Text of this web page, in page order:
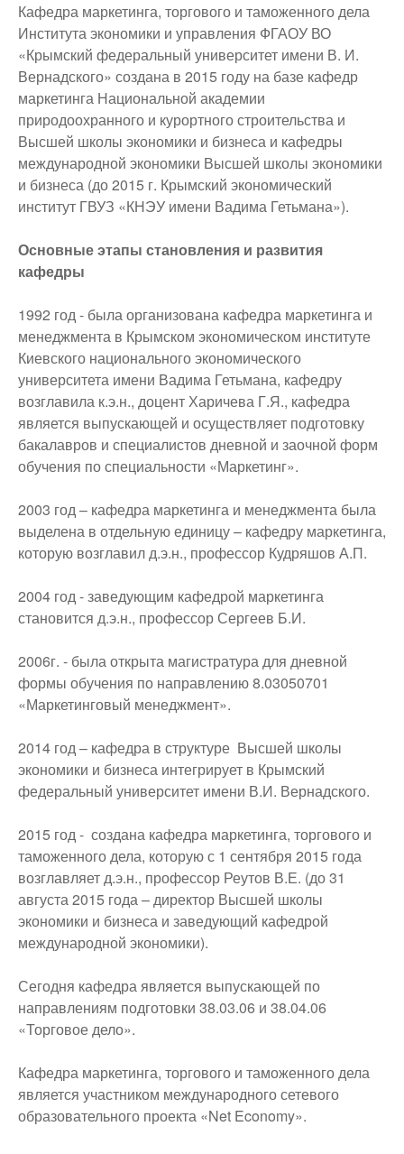
Кафедра маркетинга, торгового и таможенного дела
Института экономики и управления ФГАОУ ВО
«Крымский федеральный университет имени В. И.
Вернадского» создана в 2015 году на базе кафедр
маркетинга Национальной академии
природоохранного и курортного строительства и
Высшей школы экономики и бизнеса и кафедры
международной экономики Высшей школы экономики
и бизнеса (до 2015 г. Крымский экономический
институт ГВУЗ «КНЭУ имени Вадима Гетьмана»).
Основные этапы становления и развития
кафедры
1992 год - была организована кафедра маркетинга и
менеджмента в Крымском экономическом институте
Киевского национального экономического
университета имени Вадима Гетьмана, кафедру
возглавила к.э.н., доцент Харичева Г.Я., кафедра
является выпускающей и осуществляет подготовку
бакалавров и специалистов дневной и заочной форм
обучения по специальности «Маркетинг».
2003 год – кафедра маркетинга и менеджмента была
выделена в отдельную единицу – кафедру маркетинга,
которую возглавил д.э.н., профессор Кудряшов А.П.
2004 год - заведующим кафедрой маркетинга
становится д.э.н., профессор Сергеев Б.И.
2006г. - была открыта магистратура для дневной
формы обучения по направлению 8.03050701
«Маркетинговый менеджмент».
2014 год – кафедра в структуре Высшей школы
экономики и бизнеса интегрирует в Крымский
федеральный университет имени В.И. Вернадского.
2015 год - создана кафедра маркетинга, торгового и
таможенного дела, которую с 1 сентября 2015 года
возглавляет д.э.н., профессор Реутов В.Е. (до 31
августа 2015 года – директор Высшей школы
экономики и бизнеса и заведующий кафедрой
международной экономики).
Сегодня кафедра является выпускающей по
направлениям подготовки 38.03.06 и 38.04.06
«Торговое дело».
Кафедра маркетинга, торгового и таможенного дела
является участником международного сетевого
образовательного проекта «Net Economy».